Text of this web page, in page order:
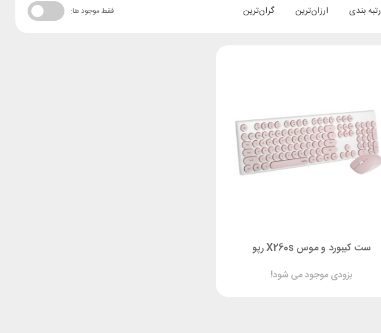
رتبه بندی ارزان‌ترین گران‌ترین فقط موجود ها:
ست کیبورد و موس X260s رپو
بزودی موجود می شود!